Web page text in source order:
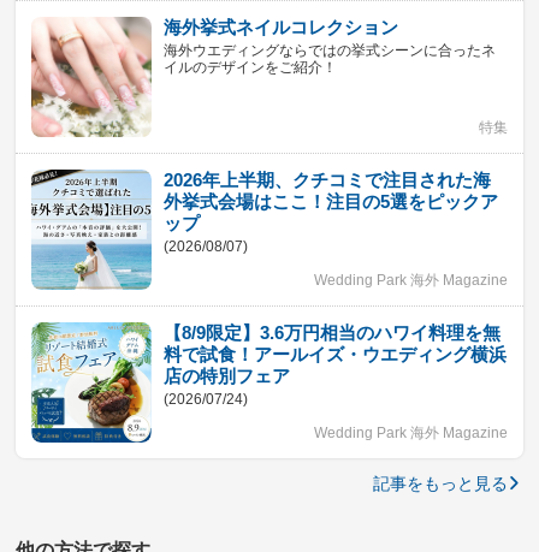
海外挙式ネイルコレクション
海外ウエディングならではの挙式シーンに合ったネ
イルのデザインをご紹介！
特集
2026年上半期、クチコミで注目された海
外挙式会場はここ！注目の5選をピックア
ップ
(2026/08/07)
Wedding Park 海外 Magazine
【8/9限定】3.6万円相当のハワイ料理を無
料で試食！アールイズ・ウエディング横浜
店の特別フェア
(2026/07/24)
Wedding Park 海外 Magazine
記事をもっと見る